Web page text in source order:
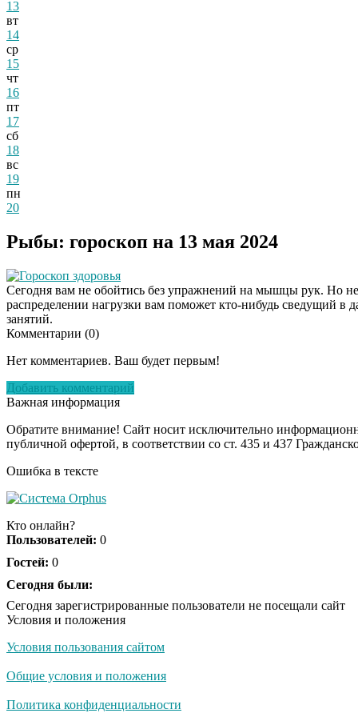
13
вт
14
ср
15
чт
16
пт
17
сб
18
вс
19
пн
20
Рыбы: гороскоп на 13 мая 2024
Гороскоп здоровья
Сегодня вам не обойтись без упражнений на мышцы рук. Но
распределении нагрузки вам поможет кто-нибудь сведущий в
занятий.
Комментарии (0)
Нет комментариев. Ваш будет первым!
Добавить комментарий
Важная информация
Обратите внимание! Сайт носит исключительно
публичной офертой, в соответствии со ст. 435 и 437
Ошибка в тексте
Кто онлайн?
Пользователей: 0
Гостей: 0
Сегодня были:
Сегодня зарегистрированные пользователи не посещали сайт
Условия и положения
Условия пользования сайтом
Общие условия и положения
Политика конфиденциальности